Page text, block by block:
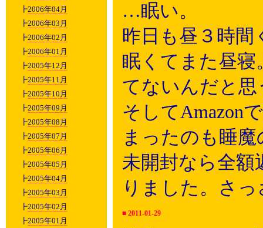
┣2006年04月
┣2006年03月
┣2006年02月
┣2006年01月
┣2005年12月
┣2005年11月
┣2005年10月
┣2005年09月
┣2005年08月
┣2005年07月
┣2005年06月
┣2005年05月
┣2005年04月
┣2005年03月
┣2005年02月
┣2005年01月
…眠い。
昨日も昼３時間
眠くてまた昼
てないんだと思
そしてAmazon
まったのも睡
未開封なら全
りました。さ
■ 2011-01-29